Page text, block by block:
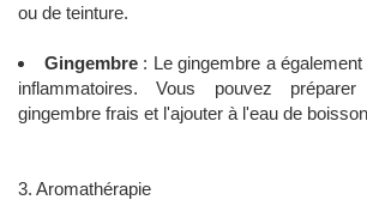
ou de teinture.
Gingembre: Le gingembre a
inflammatoires. Vous pouvez
gingembre frais et l'ajouter à l'eau de
3. Aromathérapie